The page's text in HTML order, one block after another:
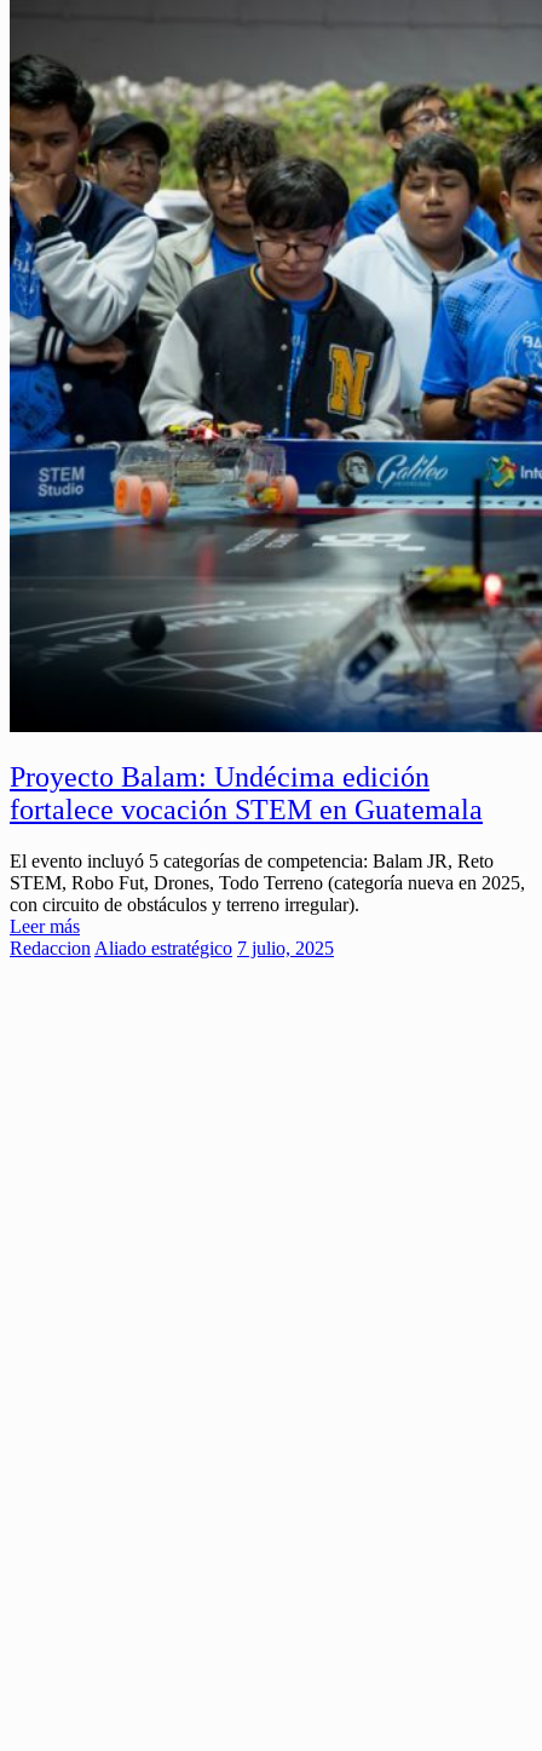
Proyecto Balam: Undécima edición
fortalece vocación STEM en Guatemala
El evento incluyó 5 categorías de competencia: Balam JR, Reto
STEM, Robo Fut, Drones, Todo Terreno (categoría nueva en 2025,
con circuito de obstáculos y terreno irregular).
Leer más
Redaccion Aliado estratégico 7 julio, 2025